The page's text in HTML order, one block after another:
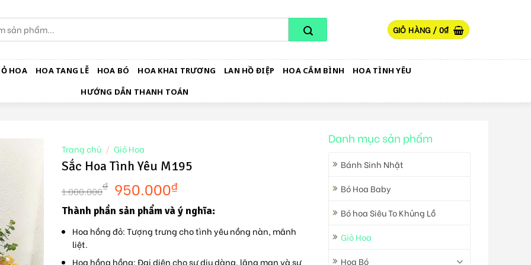
GIỎ HÀNG / 0₫
HOA HOA TANG LỄ HOA BÓ HOA KHAI TRƯƠNG LAN HỒ ĐIỆP HOA CẮM BÌNH
HOA TÌNH YÊU
HƯỚNG DẪN THANH TOÁN
Danh mục sản phẩm
Bánh Sinh Nhật
Bó Hoa Baby
Bó hoa Siêu To Khủng Lồ
Giỏ Hoa
Hoa Bó
Trang chủ / Giỏ Hoa
Sắc Hoa Tình Yêu M195
1.000.000₫ 950.000₫
Thành phần sản phẩm và ý nghĩa:
Hoa hồng đỏ: Tượng trưng cho tình yêu nồng nàn, mãnh
liệt.
Hoa hồng hồng: Đại diện cho sự dịu dàng, lãng mạn và sự